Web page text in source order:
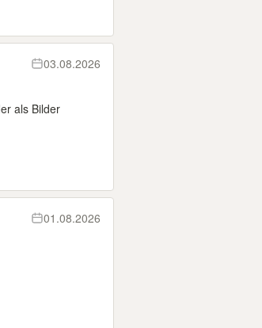
03.08.2026
als Bilder
01.08.2026